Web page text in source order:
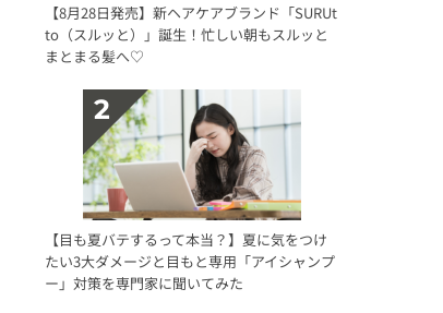
【8月28日発売】新ヘアケアブランド「SURUt
to（スルッと）」誕生！忙しい朝もスルッと
まとまる髪へ♡
【目も夏バテするって本当？】夏に気をつけ
たい3大ダメージと目もと専用「アイシャンプ
ー」対策を専門家に聞いてみた